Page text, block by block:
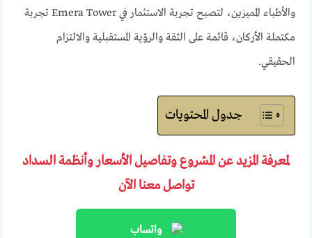
والأطباء المميزين، لتصبح تجربة الاستثمار في Emera Tower تجربة
مكتملة الأركان، قائمة على الثقة والرؤية المستقبلية والالتزام
الحقيقي.
جدول المحتويات
لمعرفة المزيد عن المشروع وتفاصيل الأسعار وأنظمة السداد
تواصل معنا الآن
واتساب